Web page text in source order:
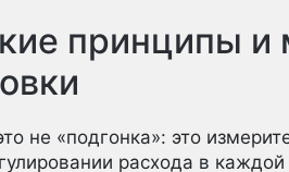
принципы и
не «подгонка»: это
расхода в